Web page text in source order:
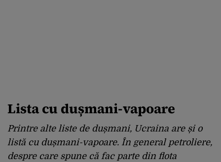
Lista cu dușmani-vapoare
Printre alte liste de dușmani, Ucraina are și o
listă cu dușmani-vapoare. În general petroliere,
despre care spune că fac parte din flota